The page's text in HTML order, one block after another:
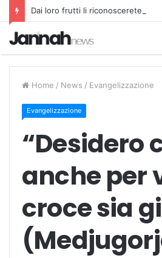
Dai loro frutti li riconoscerete
Home / News / Evangelizzazione
Evangelizzazione
“Desidero
anche per
croce sia